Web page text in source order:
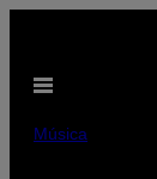
contenido
Abrir
Música